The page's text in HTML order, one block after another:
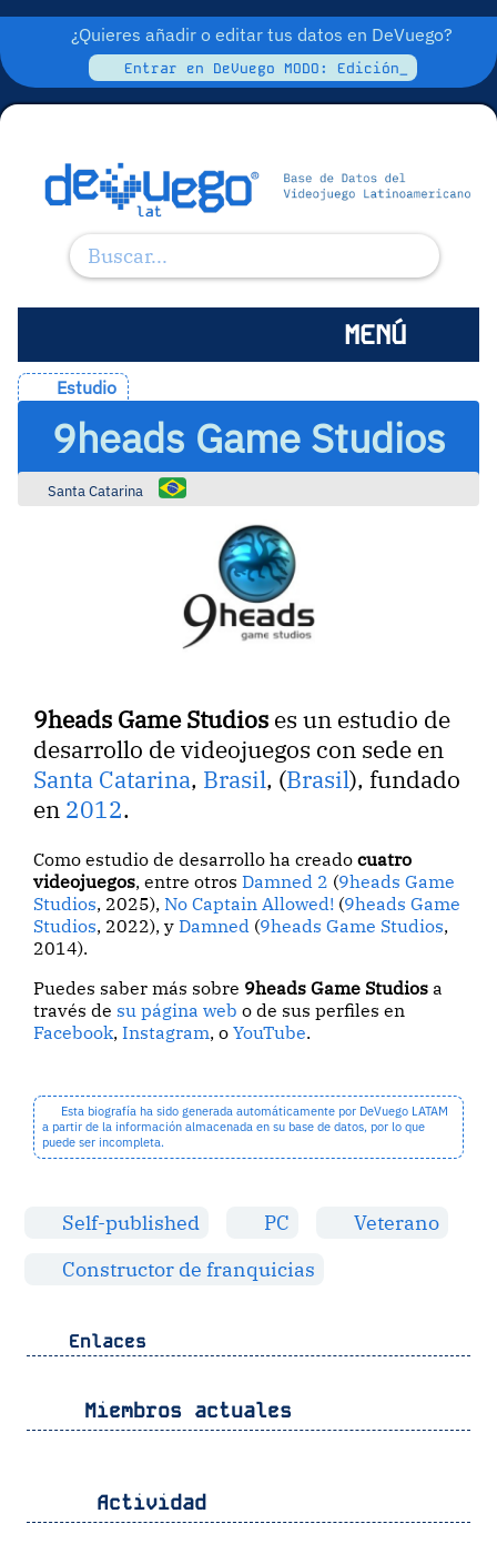
¿Quieres añadir o editar tus datos en DeVuego?
Entrar en DeVuego MODO: Edición_
MENÚ
Estudio
9heads Game Studios
Santa Catarina
9heads Game Studios es un estudio de
desarrollo de videojuegos con sede en
Santa Catarina, Brasil, (Brasil), fundado
en 2012.
Como estudio de desarrollo ha creadocuatro
videojuegos, entre otrosDamned 2 (9heads Game
Studios, 2025),No Captain Allowed! (9heads Game
Studios, 2022), yDamned (9heads Game Studios,
2014).
Puedes saber más sobre 9heads Game Studios a
través de su página web o de sus perfiles en
Facebook,Instagram, oYouTube.
Esta biografía ha sido generada automáticamente por DeVuego LATAM
a partir de la información almacenada en su base de datos, por lo que
puede ser incompleta.
Self-published PC
Veterano
Constructor de franquicias
Enlaces
Miembros actuales
Actividad